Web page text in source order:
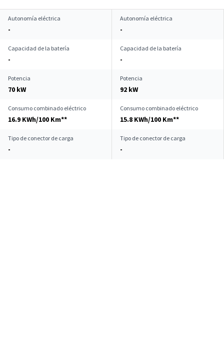
Autonomía eléctrica
-
Autonomía eléctrica
-
Capacidad de la batería
-
Capacidad de la batería
-
Potencia
70 kW
Potencia
92 kW
Consumo combinado eléctrico
16.9 KWh/100 Km**
Consumo combinado eléctrico
15.8 KWh/100 Km**
Tipo de conector de carga
-
Tipo de conector de carga
-